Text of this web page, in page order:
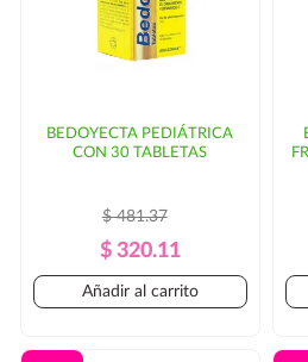
BEDOYECTA PEDIÁTRICA
CON 30 TABLETAS
Precio
Regular
$ 481.37
Precio
$ 320.11
Añadir al carrito